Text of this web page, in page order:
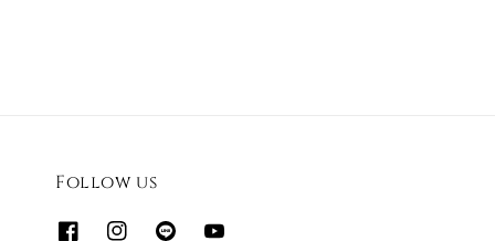
Follow us